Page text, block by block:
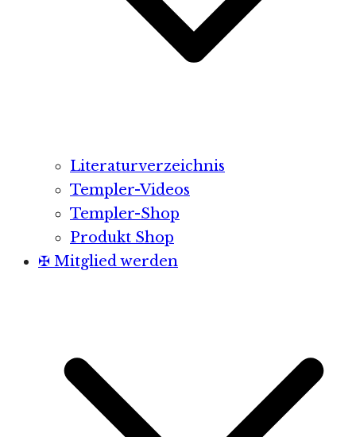
Literaturverzeichnis
Templer-Videos
Templer-Shop
Produkt Shop
✠ Mitglied werden